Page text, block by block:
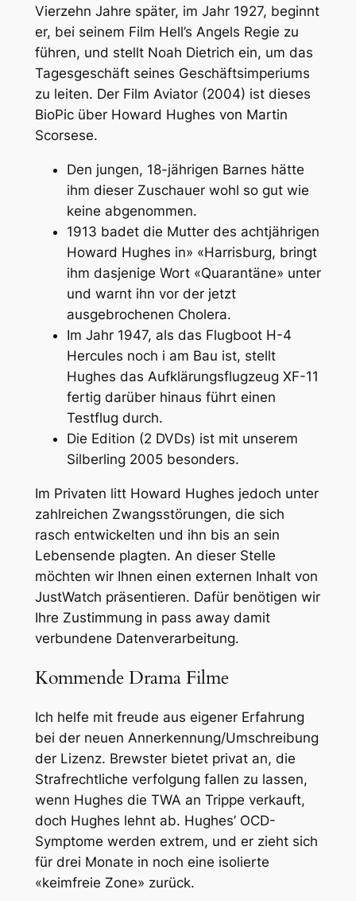
Vierzehn Jahre später, im Jahr 1927, beginnt
er, bei seinem Film Hell’s Angels Regie zu
führen, und stellt Noah Dietrich ein, um das
Tagesgeschäft seines Geschäftsimperiums
zu leiten. Der Film Aviator (2004) ist dieses
BioPic über Howard Hughes von Martin
Scorsese.
Den jungen, 18-jährigen Barnes hätte
ihm dieser Zuschauer wohl so gut wie
keine abgenommen.
1913 badet die Mutter des achtjährigen
Howard Hughes in» «Harrisburg, bringt
ihm dasjenige Wort «Quarantäne» unter
und warnt ihn vor der jetzt
ausgebrochenen Cholera.
Im Jahr 1947, als das Flugboot H-4
Hercules noch i am Bau ist, stellt
Hughes das Aufklärungsflugzeug XF-11
fertig darüber hinaus führt einen
Testflug durch.
Die Edition (2 DVDs) ist mit unserem
Silberling 2005 besonders.
Im Privaten litt Howard Hughes jedoch unter
zahlreichen Zwangsstörungen, die sich
rasch entwickelten und ihn bis an sein
Lebensende plagten. An dieser Stelle
möchten wir Ihnen einen externen Inhalt von
JustWatch präsentieren. Dafür benötigen wir
Ihre Zustimmung in pass away damit
verbundene Datenverarbeitung.
Kommende Drama Filme
Ich helfe mit freude aus eigener Erfahrung
bei der neuen Annerkennung/Umschreibung
der Lizenz. Brewster bietet privat an, die
Strafrechtliche verfolgung fallen zu lassen,
wenn Hughes die TWA an Trippe verkauft,
doch Hughes lehnt ab. Hughes’ OCD-
Symptome werden extrem, und er zieht sich
für drei Monate in noch eine isolierte
«keimfreie Zone» zurück.